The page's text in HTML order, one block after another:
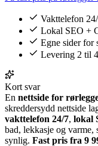
Vakttelefon
Lokal SEO +
Egne sider for
Levering 2 til
Kort svar
En nettside for
skreddersydd nettside
vakttelefon 24/7, lokal
bad, lekkasje og varme,
synlig. Fast pris fra 9